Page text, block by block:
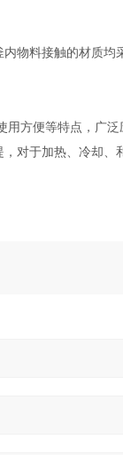
物料接触的材质均
方便等特点，广
对于加热、冷却、